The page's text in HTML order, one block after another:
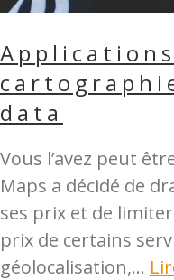
data
Vous l’avez peut
Maps a décidé de
ses prix et de
prix de certains
géolocalisation,...